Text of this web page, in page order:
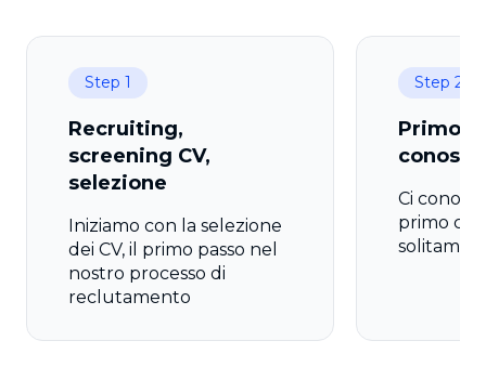
Step 1
Recruiting,
screening CV,
selezione
Iniziamo con la selezione
dei CV, il primo passo nel
nostro processo di
reclutamento
Step 2
Primo
Ci
primo